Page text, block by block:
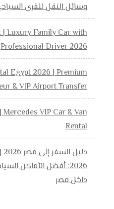
وسائل النقل للقرى
Luxury Family Car with
Professional Driver 2026
Egypt 2026 | Premium
& VIP Airport Transfer
VIP Car & Van
Rental
2026: أفضل الأماكن
داخل مصر